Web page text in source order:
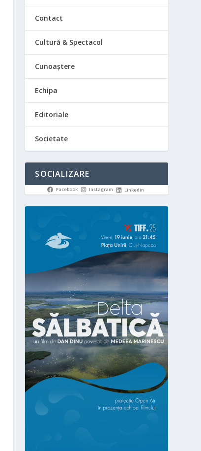
Contact
Cultură & Spectacol
Cunoaștere
Echipa
Editoriale
Societate
SOCIALIZARE
Facebook Instagram LinkedIn